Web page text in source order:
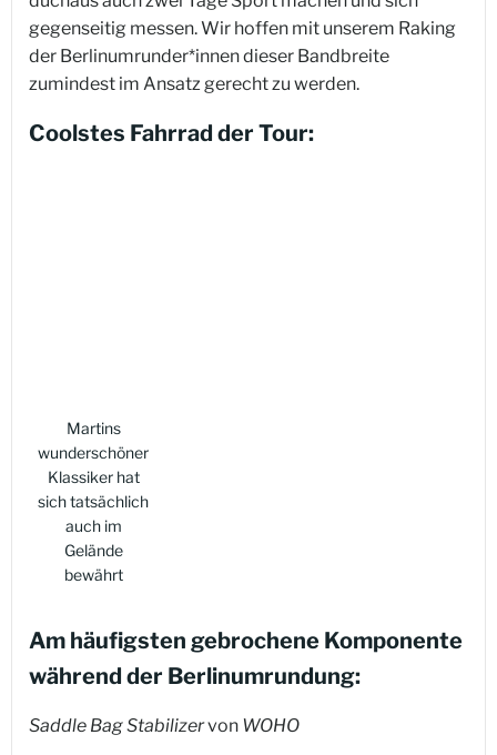
gegenseitig messen. Wir hoffen mit unserem Raking
der Berlinumrunder*innen dieser Bandbreite
zumindest im Ansatz gerecht zu werden.
Coolstes Fahrrad der Tour:
Martins
wunderschöner
Klassiker hat
sich tatsächlich
auch im
Gelände
bewährt
Am häufigsten gebrochene Komponente
während der Berlinumrundung:
Saddle Bag Stabilizervon WOHO